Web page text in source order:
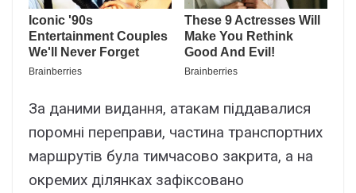
За даними видання, атакам піддавалися
поромні переправи, частина транспортних
маршрутів була тимчасово закрита, а на
окремих ділянках зафіксовано